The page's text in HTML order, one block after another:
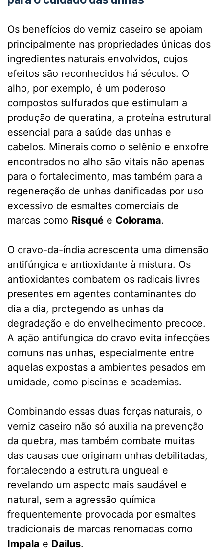
Os benefícios do verniz caseiro se apoiam
principalmente nas propriedades únicas dos
ingredientes naturais envolvidos, cujos
efeitos são reconhecidos há séculos. O
alho, por exemplo, é um poderoso
compostos sulfurados que estimulam a
produção de queratina, a proteína estrutural
essencial para a saúde das unhas e
cabelos. Minerais como o selênio e enxofre
encontrados no alho são vitais não apenas
para o fortalecimento, mas também para a
regeneração de unhas danificadas por uso
excessivo de esmaltes comerciais de
marcas como Risqué e Colorama.
O cravo-da-índia acrescenta uma dimensão
antifúngica e antioxidante à mistura. Os
antioxidantes combatem os radicais livres
presentes em agentes contaminantes do
dia a dia, protegendo as unhas da
degradação e do envelhecimento precoce.
A ação antifúngica do cravo evita infecções
comuns nas unhas, especialmente entre
aquelas expostas a ambientes pesados em
umidade, como piscinas e academias.
Combinando essas duas forças naturais, o
verniz caseiro não só auxilia na prevenção
da quebra, mas também combate muitas
das causas que originam unhas debilitadas,
fortalecendo a estrutura ungueal e
revelando um aspecto mais saudável e
natural, sem a agressão química
frequentemente provocada por esmaltes
tradicionais de marcas renomadas como
Impala e Dailus.